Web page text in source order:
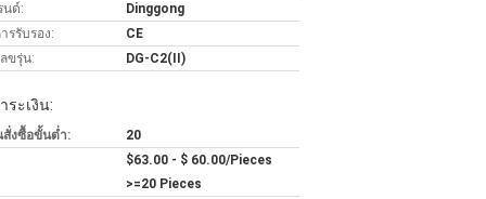
นด์:
Dinggong
รรับรอง:
CE
ขรุ่น:
DG-C2(II)
ระเงิน:
งซื้อขั้นต่ำ:
20
$63.00 - $ 60.00/Pieces
>=20 Pieces